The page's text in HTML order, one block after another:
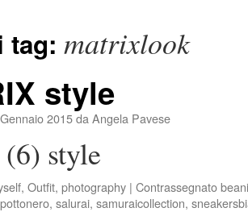
tag: matrixlook
style
2015da Angela Pavese
style
, Outfit, photography | Contrassegnato
, salurai, samuraicollection,